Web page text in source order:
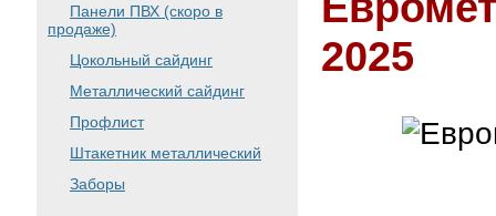
Панели ПВХ (скоро в
продаже)
Цокольный сайдинг
Металлический сайдинг
Профлист
Штакетник металлический
Заборы
2025